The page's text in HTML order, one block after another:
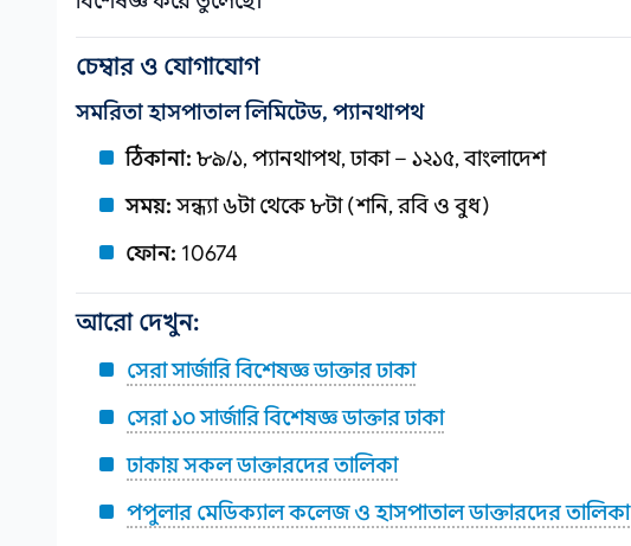
চেম্বার ও যোগাযোগ
সমরিতা হাসপাতাল লিমিটেড, প্যানথাপথ
ঠিকানা: ৮৯/১, প্যানথাপথ, ঢাকা – ১২১৫, বাংলাদেশ
সময়:সন্ধ্যা ৬টা থেকে ৮টা (শনি, রবি ও বুধ)
ফোন: 10674
আরো দেখুন:
সেরা সার্জারি বিশেষজ্ঞ ডাক্তার ঢাকা
সেরা ১০ সার্জারি বিশেষজ্ঞ ডাক্তার ঢাকা
ঢাকায় সকল ডাক্তারদের তালিকা
পপুলার মেডিক্যাল কলেজ ও হাসপাতাল ডাক্তারদের তালিকা